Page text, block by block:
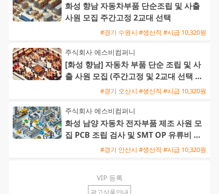
화성 향남 자동차부품 단순조립 및 사출
사원 모집 주간고정 2교대 선택
#경기 수원시 #생산직 #시급 10,320원
주식회사 에스비컴퍼니
[화성 향남] 자동차 부품 단순 조립 및 사
출 사원 모집 (주간고정 및 2교대 선택 가
능 / 초보 및 교포#경기 오산시 #생산직 #시급 10,320원
주식회사 에스비컴퍼니
화성 남양 자동차 전자부품 제조 사원 모
집 PCB 조립 검사 및 SMT OP 유류비 지
원 교포 환영#경기 안산시 #생산직 #시급 10,320원
VIP 등록
광고상품안내